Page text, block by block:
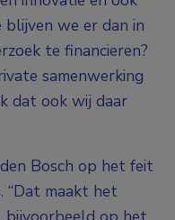
we er dan in
te financieren?
samenwerking
dat ook wij daar
Bosch op het feit
“Dat maakt het